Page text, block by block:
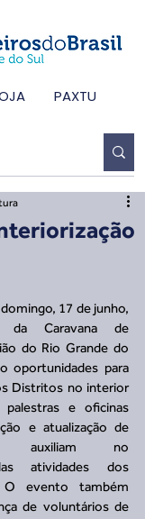
PAXTU
17 de junho,
da Caravana de
do Rio Grande do
oportunidades para
Distritos no interior
e oficinas
e atualização de
auxiliam no
atividades dos
O evento também
de voluntários de